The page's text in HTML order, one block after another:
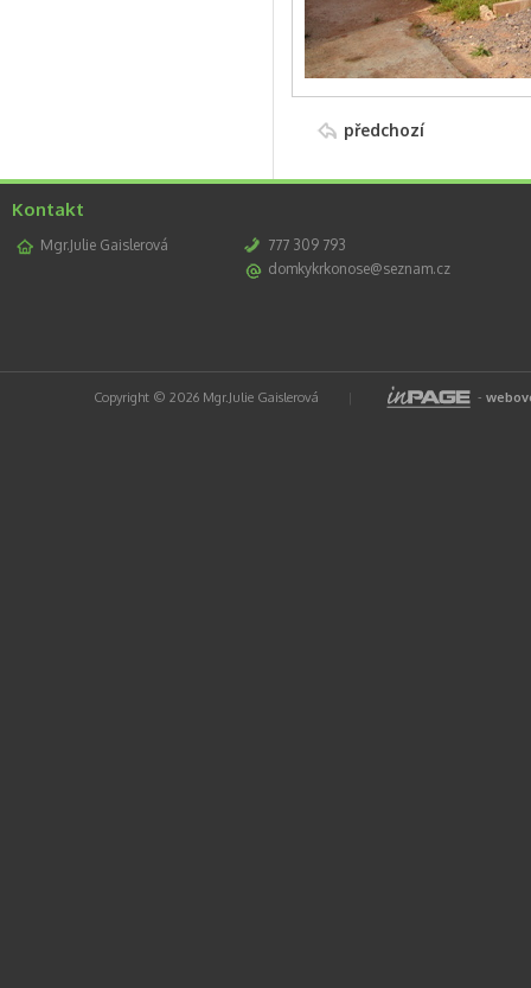
předchozí
Kontakt
Mgr.Julie Gaislerová
777 309 793
domkykrkonose@seznam.cz
Copyright © 2026 Mgr.Julie Gaislerová | -